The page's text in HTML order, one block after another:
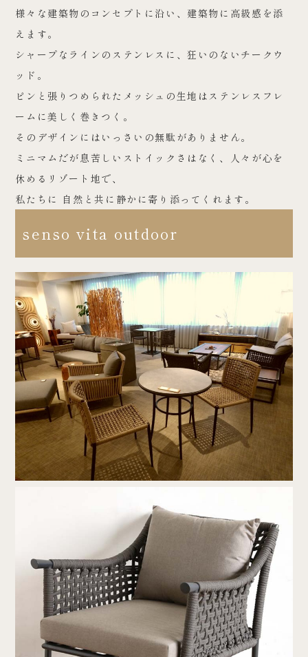
様々な建築物のコンセプトに沿い、建築物に高級感を添
えます。
シャープなラインのステンレスに、狂いのないチークウ
ッド。
ピンと張りつめられたメッシュの生地はステンレスフレ
ームに美しく巻きつく。
そのデザインにはいっさいの無駄がありません。
ミニマムだが息苦しいストイックさはなく、人々が心を
休めるリゾート地で、
私たちに 自然と共に静かに寄り添ってくれます。
senso vita outdoor